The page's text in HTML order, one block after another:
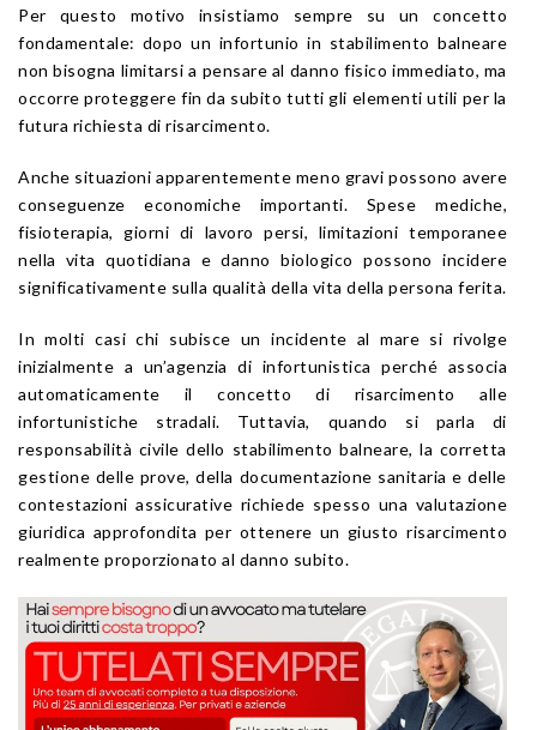
Per questo motivo insistiamo sempre su un concetto
fondamentale: dopo un infortunio in stabilimento balneare
non bisogna limitarsi a pensare al danno fisico immediato, ma
occorre proteggere fin da subito tutti gli elementi utili per la
futura richiesta di risarcimento.
Anche situazioni apparentemente meno gravi possono avere
conseguenze economiche importanti. Spese mediche,
fisioterapia, giorni di lavoro persi, limitazioni temporanee
nella vita quotidiana e danno biologico possono incidere
significativamente sulla qualità della vita della persona ferita.
In molti casi chi subisce un incidente al mare si rivolge
inizialmente a un’agenzia di infortunistica perché associa
automaticamente il concetto di risarcimento alle
infortunistiche stradali. Tuttavia, quando si parla di
responsabilità civile dello stabilimento balneare, la corretta
gestione delle prove, della documentazione sanitaria e delle
contestazioni assicurative richiede spesso una valutazione
giuridica approfondita per ottenere un giusto risarcimento
realmente proporzionato al danno subito.